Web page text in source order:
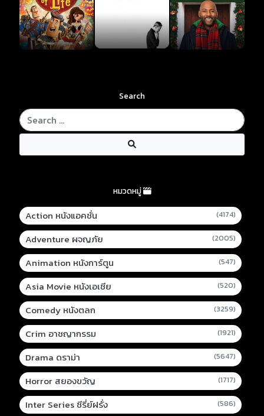
Search
หมวดหมู่
Action หนังแอคชั่น (4174)
Adventure ผจญภัย (2005)
Animation หนังการ์ตูน (547)
Asia Movie หนังเอเชีย (520)
Comedy หนังตลก (3259)
Crim อาชญากรรม (1921)
Drama ดราม่า (5647)
Horror สยองขวัญ (1717)
Inter Series ซีรี่ย์ฝรั่ง (586)